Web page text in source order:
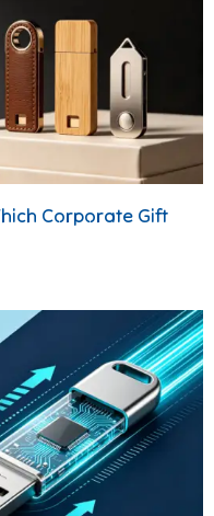
Corporate Gift